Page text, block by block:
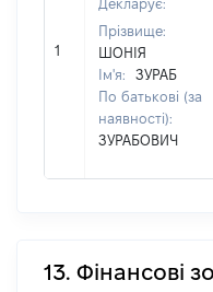
1
Декларує:
Прізвище:
ШОНІЯ
Ім'я:
ЗУРАБ
По батькові (за
наявності):
ЗУРАБОВИЧ
13. Фінансові